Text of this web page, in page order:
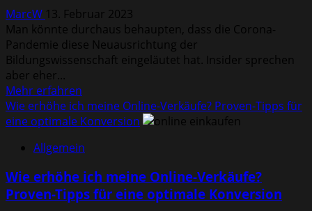
berufliche
Leben
MarcW 13. Februar 2023
Man könnte durchaus behaupten, dass die Corona-
Pandemie diese Neuausrichtung der
Bildungswissenschaft eingeläutet hat. Insider sprechen
aber eher...
Mehr erfahren
Informationen
über
neu
–
Wie
Wie erhöhe ich meine Online-Verkäufe? Proven-Tipps für
eine optimale Konversion
Allgemein
Wie erhöhe ich meine Online-Verkäufe?
Proven-Tipps für eine optimale Konversion